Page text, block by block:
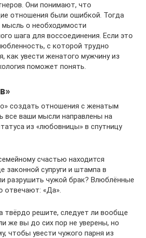
Они понимают, что
отношения были ошибкой. Тогда
мысль о необходимости
шага для воссоединения. Если это
с которой трудно
как увести женатого мужчину из
поможет понять.
создать отношения с женатым
все ваши мысли направлены на
из «любовницы» в спутницу
счастью находится
законной супруги и штампа в
разрушить чужой брак? Влюблённые
отвечают: «Да».
твёрдо решите, следует ли вообще
же вы до сих пор не уверены, но
чтобы увести чужого парня из